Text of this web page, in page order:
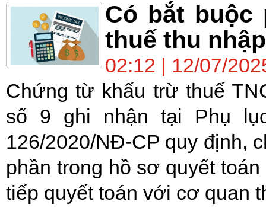
Có bắt
thuế thu
02:12 | 12/07/
Chứng từ khấu trừ thuế
số 9 ghi nhận tại Phụ
126/2020/NĐ-CP quy định,
phần trong hồ sơ quyết
tiếp quyết toán với cơ quan